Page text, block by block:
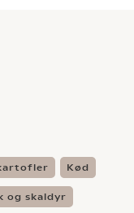
Kød
og skaldyr